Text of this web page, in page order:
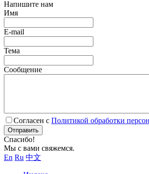
Напишите нам
Имя
E-mail
Тема
Сообщение
Согласен с Политикой обработки
Отправить
Спасибо!
Мы с вами свяжемся.
En Ru 中文